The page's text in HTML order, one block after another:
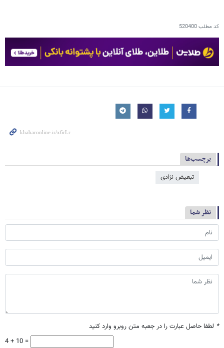
کد مطلب520400
برچسب‌ها
تبعیض نژادی
نظر شما
* لطفا حاصل عبارت را در جعبه متن روبرو وارد کنید
4 + 10 =